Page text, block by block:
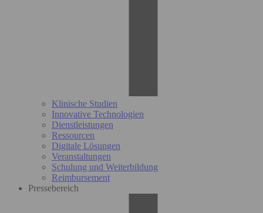
Klinische Studien
Innovative Technologien
Dienstleistungen
Ressourcen
Digitale Lösungen
Veranstaltungen
Schulung und Weiterbildung
Reimbursement
Pressebereich